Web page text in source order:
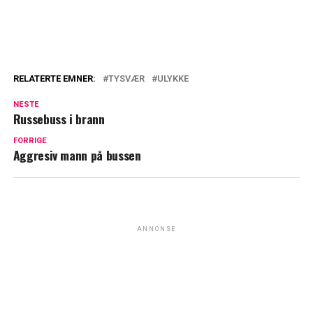
RELATERTE EMNER: TYSVÆR ULYKKE
NESTE
Russebuss i brann
FORRIGE
Aggresiv mann på bussen
ANNONSE